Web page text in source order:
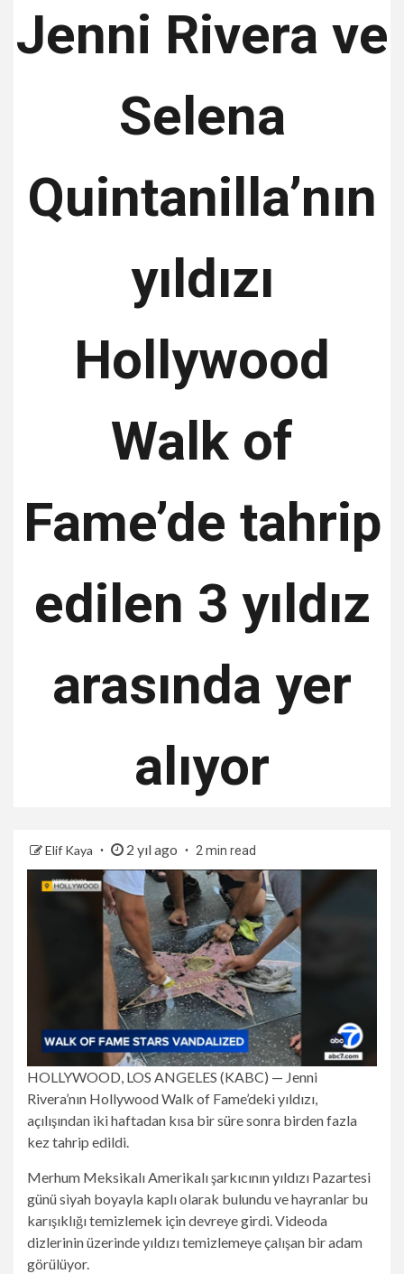
Jenni Rivera ve
Selena
Quintanilla’nın
yıldızı
Hollywood
Walk of
Fame’de tahrip
edilen 3 yıldız
arasında yer
alıyor
Elif Kaya 2 yıl ago 2 min read
HOLLYWOOD, LOS ANGELES (KABC) — Jenni
Rivera’nın Hollywood Walk of Fame’deki yıldızı,
açılışından iki haftadan kısa bir süre sonra birden fazla
kez tahrip edildi.
Merhum Meksikalı Amerikalı şarkıcının yıldızı Pazartesi
günü siyah boyayla kaplı olarak bulundu ve hayranlar bu
karışıklığı temizlemek için devreye girdi. Videoda
dizlerinin üzerinde yıldızı temizlemeye çalışan bir adam
görülüyor.